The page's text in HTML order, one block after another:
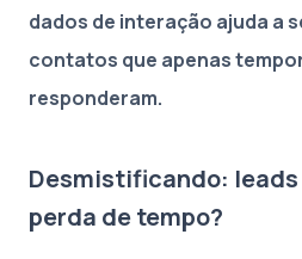
dados de interação ajuda a
contatos que apenas
responderam.
Desmistificando:
perda de tempo?